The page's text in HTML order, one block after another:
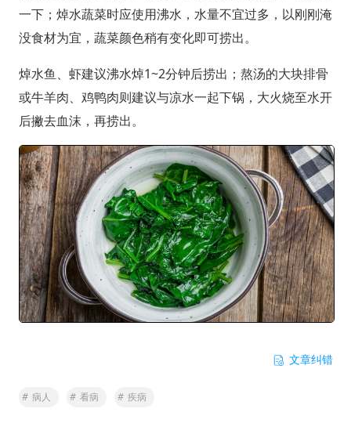
一下；焯水蔬菜时应使用沸水，水量不宜过多，以刚刚淹
没食材为宜，蔬菜颜色稍有变化即可捞出。
焯水鱼、虾建议沸水焯1~2分钟后捞出；熬汤的大块排骨
或牛羊肉、鸡鸭肉则建议与凉水一起下锅，大火烧至水开
后撇去血沫，再捞出。
文章纠错
# 病人 # 看病 # 疾病